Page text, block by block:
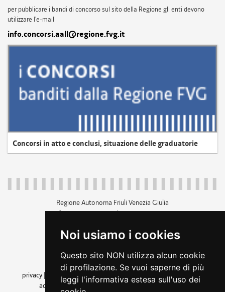
Noi usiamo i cookies
Questo sito NON utilizza alcun cookie
di profilazione. Se vuoi saperne di più
leggi l'informativa estesa sull'uso dei
per pubblicare i bandi di concorso sul sito della Regione gli enti devono
utilizzare l'e-mail
info.concorsi.aall@regione.fvg.it
Concorsi in atto e conclusi, situazione delle graduatorie
Regione Autonoma Friuli Venezia Giulia
c.f. 80014930327; p.iva 00526040324
+39 040 3771111
amministrazione trasparente
privacy
cookie |note legali accessibilità
dichiarazione di
accessibilità| feedback cambio preferenze cookie